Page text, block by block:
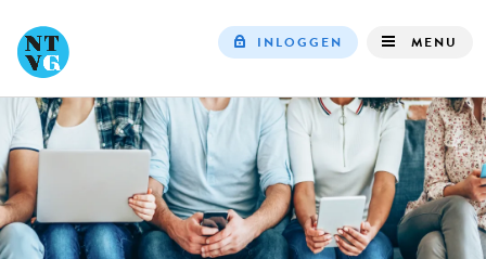
navigation
INLOGGEN MENU